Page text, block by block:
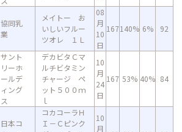
協同乳
業
メイトー お
いしいフルー
ツオレ １Ｌ
08
月
10
日
167140% 6% 92
サント
リーホ
ールデ
ィング
ス
デカビタＣマ
ルチビタミン
チャージ ペ
ット５００ｍ
ｌ
10
月
24
日
167 53% 40% 84
日本コ
コカコーラＨ
Ｉ－Ｃピンク
10
月